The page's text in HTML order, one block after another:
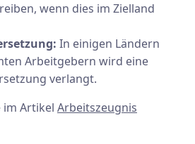
wenn dies im Zielland
In einigen Ländern
Arbeitgebern wird eine
verlangt.
im Artikel Arbeitszeugnis